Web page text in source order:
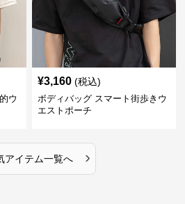
ウ
¥3,160 (税込)
ボディバッグ スマート街歩きウ
エストポーチ
アイテム一覧へ ›